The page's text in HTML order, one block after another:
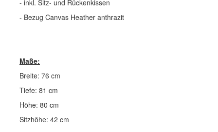
- inkl. Sitz- und Rückenkissen
- Bezug Canvas Heather anthrazit
Maße:
Breite: 76 cm
Tiefe: 81 cm
Höhe: 80 cm
Sitzhöhe: 42 cm